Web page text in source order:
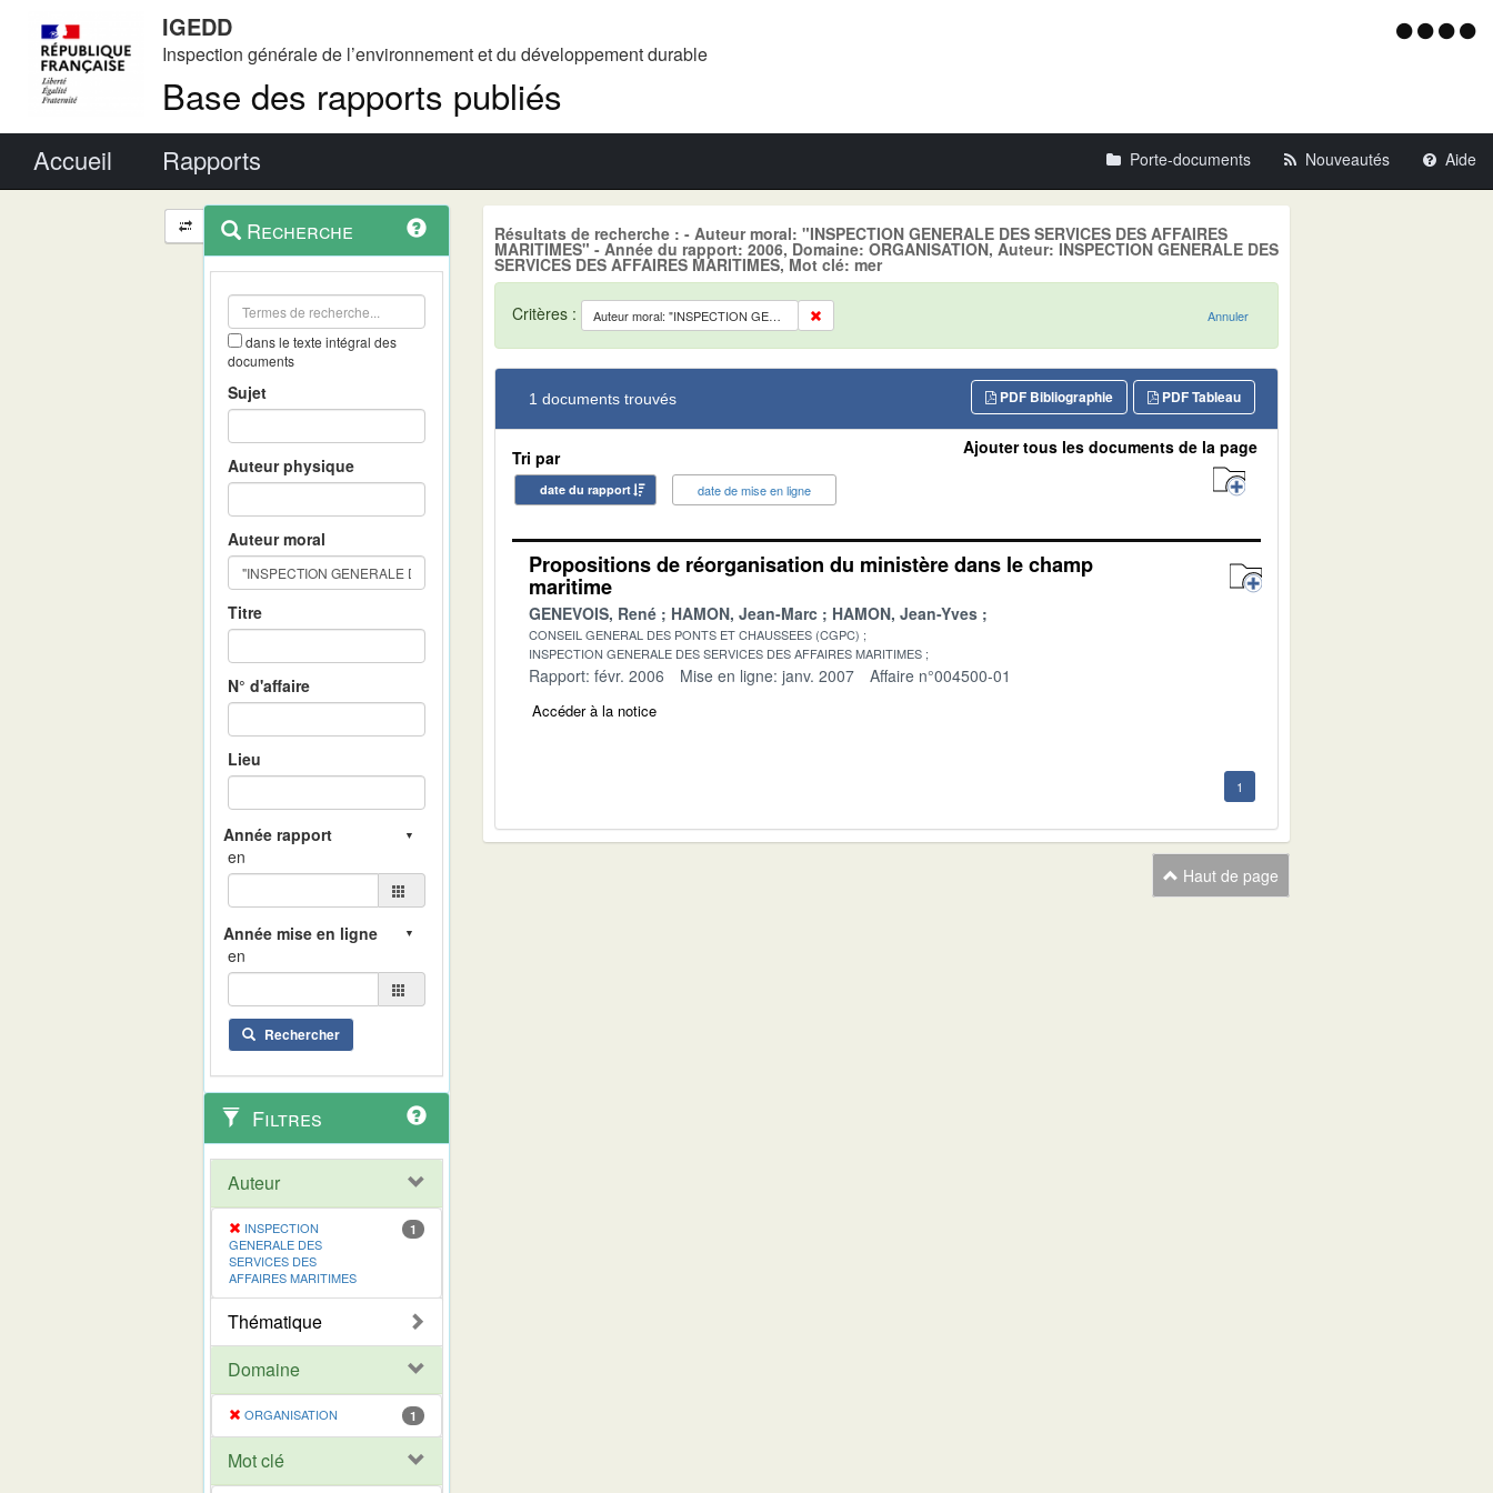
IGEDD
Inspection générale de l’environnement et du développement durable
Base des rapports publiés
Menu
Accueil Rapports Porte-documents Nouveautés Aide
Navigation
et
outils
contextuel
Recherche
dans le texte intégral des
documents
Sujet
Auteur physique
Auteur moral
Titre
N° d'affaire
Lieu
en
en
Rechercher
Filtres
Auteur
INSPECTION
GENERALE DES
SERVICES DES
AFFAIRES MARITIMES
1
Thématique
Domaine
ORGANISATION 1
Mot clé
Résultats de recherche : - Auteur moral: "INSPECTION GENERALE DES SERVICES DES AFFAIRES
MARITIMES" - Année du rapport: 2006, Domaine: ORGANISATION, Auteur: INSPECTION GENERALE DES
SERVICES DES AFFAIRES MARITIMES, Mot clé: mer
Critères : Auteur moral: "INSPECTION GENERALE DES SERVICES DES AFFAIRES MARITIMES" Annuler
1 documents trouvés PDF Tableau
PDF Bibliographie
Tri par
date du rapport date de mise en ligne
Ajouter tous les documents de la page
Propositions de réorganisation du ministère dans le champ
maritime
GENEVOIS, René HAMON, Jean-Marc HAMON, Jean-Yves
CONSEIL GENERAL DES PONTS ET CHAUSSEES (CGPC)
INSPECTION GENERALE DES SERVICES DES AFFAIRES MARITIMES
Rapport: févr. 2006 Mise en ligne: janv. 2007 Affaire n°004500-01
Accéder à la notice
1
Haut de page